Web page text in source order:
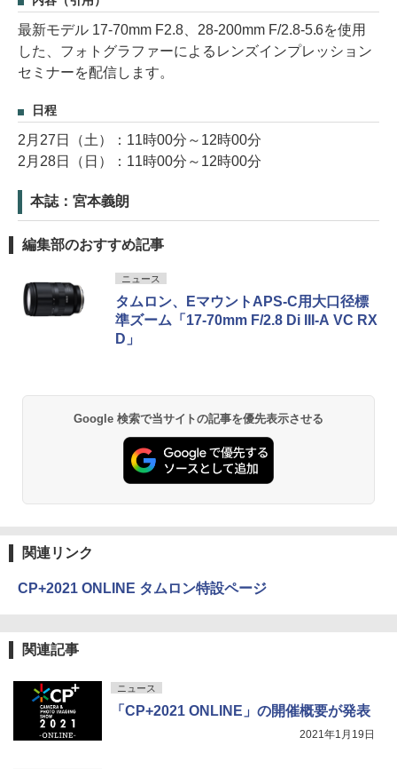
最新モデル 17-70mm F2.8、28-200mm F/2.8-5.6を使用
した、フォトグラファーによるレンズインプレッション
セミナーを配信します。
日程
2月27日（土）：11時00分～12時00分
2月28日（日）：11時00分～12時00分
本誌：宮本義朗
編集部のおすすめ記事
ニュース
タムロン、EマウントAPS-C用大口径標
準ズーム「17-70mm F/2.8 Di III-A VC RX
D」
Google 検索で当サイトの記事を優先表示させる
関連リンク
CP+2021 ONLINE タムロン特設ページ
関連記事
ニュース
「CP+2021 ONLINE」の開催概要が発表
2021年1月19日